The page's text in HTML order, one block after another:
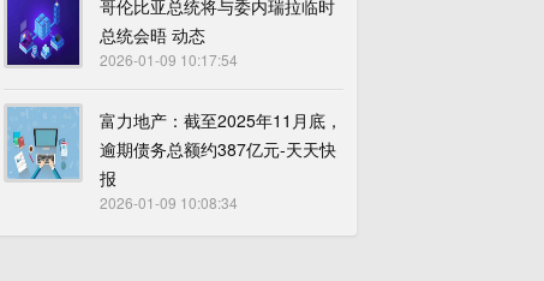
哥伦比亚总统将与委内瑞拉临时
总统会晤 动态
2026-01-09 10:17:54
富力地产：截至2025年11月底，
逾期债务总额约387亿元-天天快
报
2026-01-09 10:08:34